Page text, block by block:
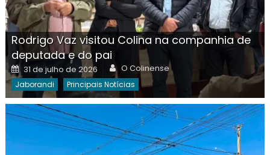
Rodrigo Vaz visitou Colina na companhia de
deputada e do pai
Posted
on
31 de julho de 2026 Author
O Colinense
Jaborandi Principais Notícias